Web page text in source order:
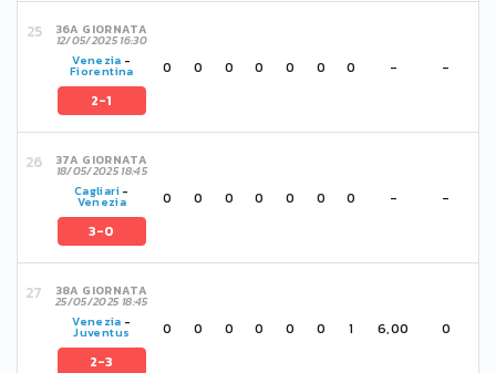
36A GIORNATA
12/05/2025 16:30
Venezia -
Fiorentina
2-1
0 0 0 0 0 0 0 - -
37A GIORNATA
18/05/2025 18:45
Cagliari-
Venezia
3-0
0 0 0 0 0 0 0 - -
38A GIORNATA
25/05/2025 18:45
Venezia -
Juventus
2-3
0 0 0 0 0 0 1 6,00 0